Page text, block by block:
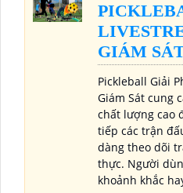
GIÁM
Pickleball Giải
Giám Sát cung
chất lượng cao
tiếp các trận
dàng theo dõi
thực. Người
khoảnh khắc